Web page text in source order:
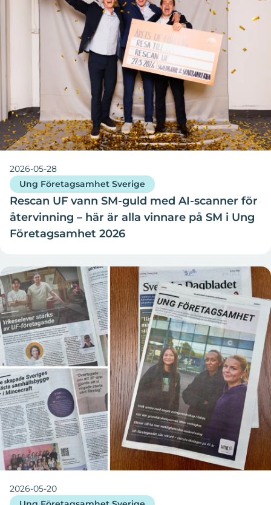
2026-05-28
Ung Företagsamhet Sverige
Rescan UF vann SM-guld med AI-scanner för
återvinning – här är alla vinnare på SM i Ung
Företagsamhet 2026
2026-05-20